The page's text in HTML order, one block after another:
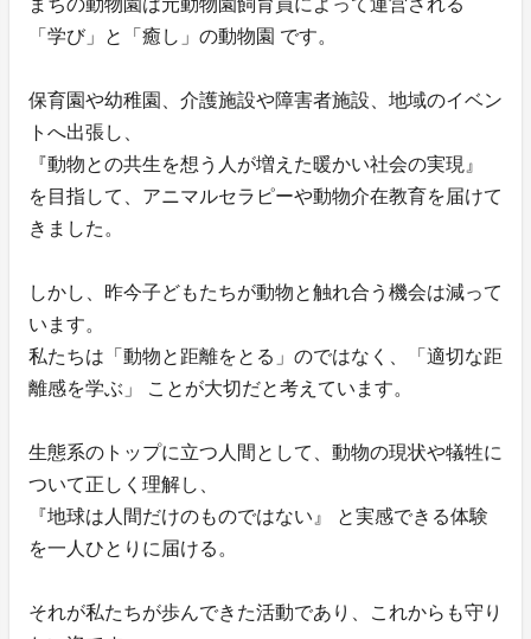
まちの動物園は元動物園飼育員によって運営される
「学び」と「癒し」の動物園 です。
保育園や幼稚園、介護施設や障害者施設、地域のイベン
トへ出張し、
『動物との共生を想う人が増えた暖かい社会の実現』
を目指して、アニマルセラピーや動物介在教育を届けて
きました。
しかし、昨今子どもたちが動物と触れ合う機会は減って
います。
私たちは「動物と距離をとる」のではなく、「適切な距
離感を学ぶ」 ことが大切だと考えています。
生態系のトップに立つ人間として、動物の現状や犠牲に
ついて正しく理解し、
『地球は人間だけのものではない』 と実感できる体験
を一人ひとりに届ける。
それが私たちが歩んできた活動であり、これからも守り